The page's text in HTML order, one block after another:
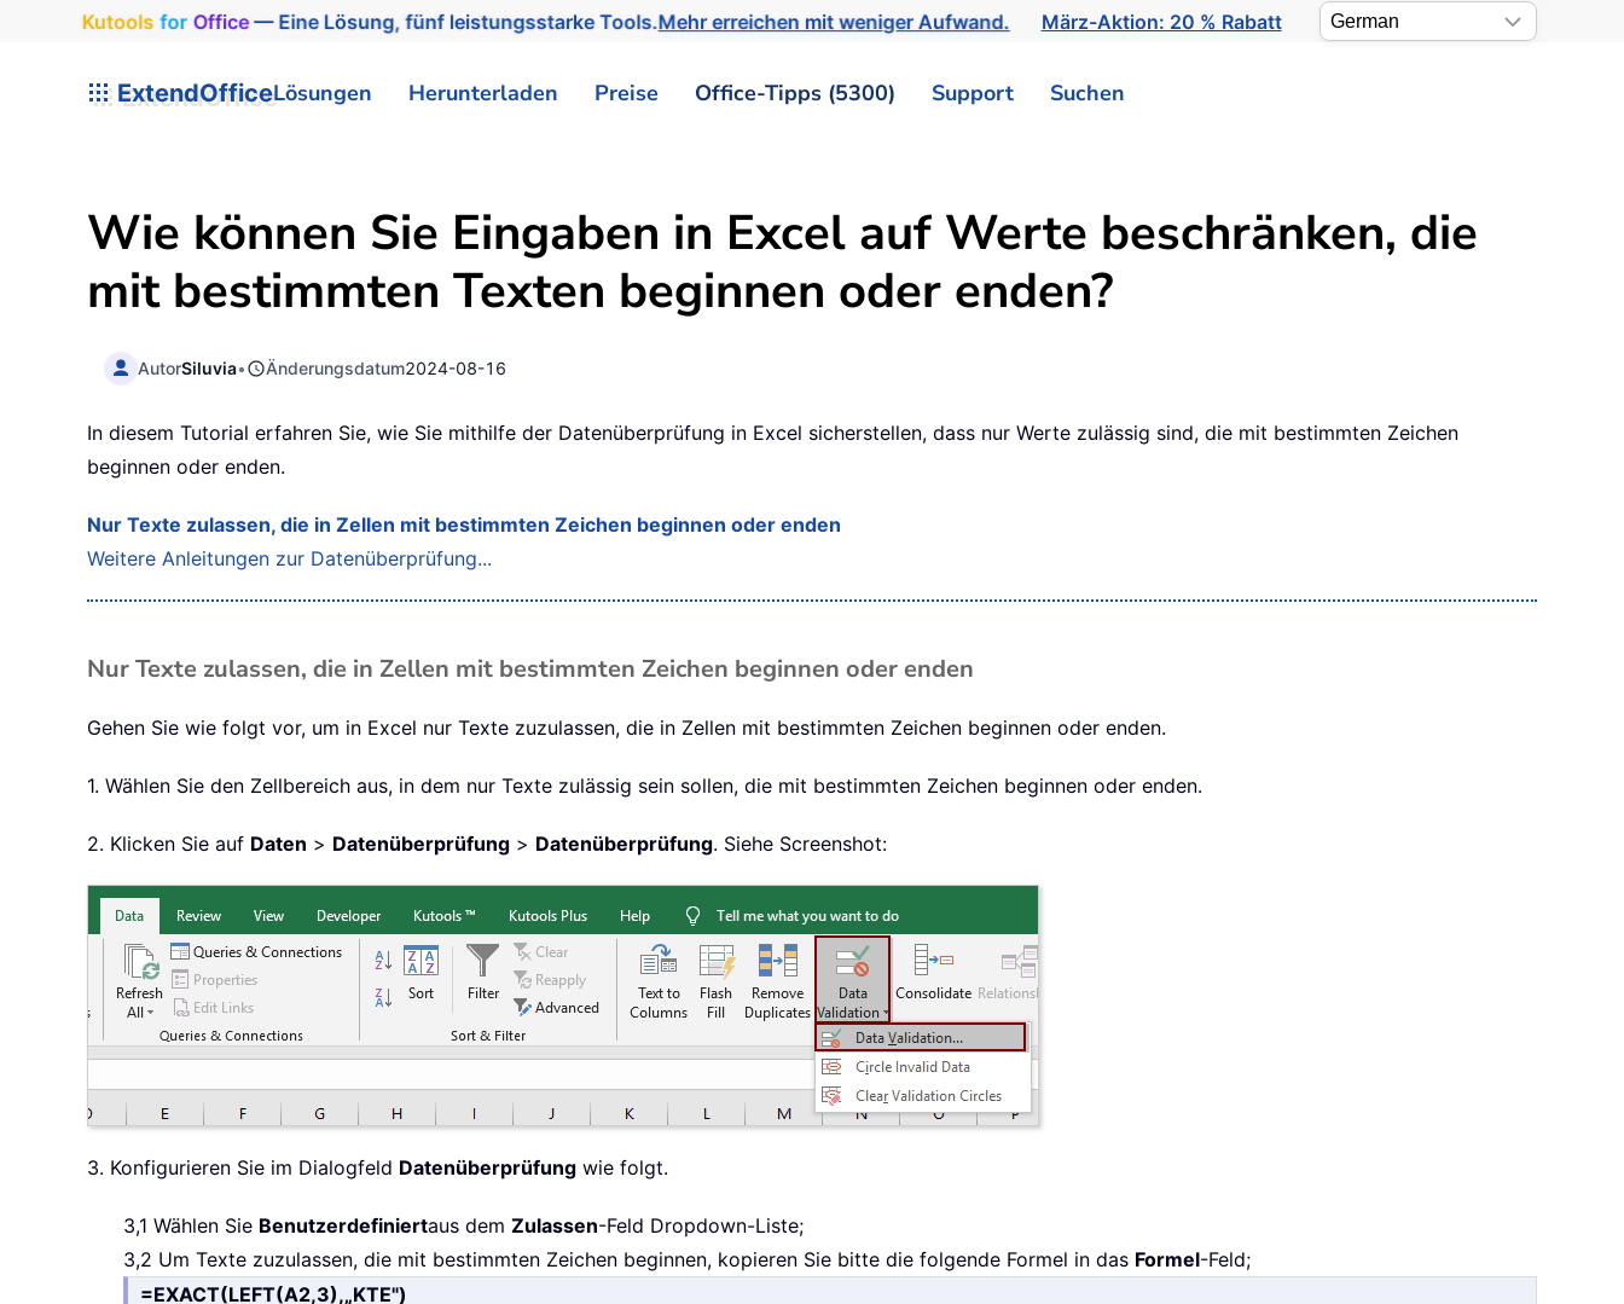
Kutools for Office— Eine Lösung, fünf leistungsstarke Tools.Mehr erreichen mit weniger Aufwand. März-Aktion: 20 % Rabatt
ExtendOfficeLösungen Herunterladen Preise Office-Tipps (5300) Support Suchen
Wie können Sie Eingaben in Excel auf Werte beschränken, die
mit bestimmten Texten beginnen oder enden?
AutorSiluvia• Änderungsdatum2024-08-16
In diesem Tutorial erfahren Sie, wie Sie mithilfe der Datenüberprüfung in Excel sicherstellen, dass nur Werte zulässig sind, die mit bestimmten Zeichen
beginnen oder enden.
Nur Texte zulassen, die in Zellen mit bestimmten Zeichen beginnen oder enden
Weitere Anleitungen zur Datenüberprüfung...
Nur Texte zulassen, die in Zellen mit bestimmten Zeichen beginnen oder enden
Gehen Sie wie folgt vor, um in Excel nur Texte zuzulassen, die in Zellen mit bestimmten Zeichen beginnen oder enden.
1. Wählen Sie den Zellbereich aus, in dem nur Texte zulässig sein sollen, die mit bestimmten Zeichen beginnen oder enden.
2. Klicken Sie auf Daten > Datenüberprüfung > Datenüberprüfung. Siehe Screenshot:
3. Konfigurieren Sie im Dialogfeld Datenüberprüfung wie folgt.
3,1 Wählen Sie Benutzerdefiniertaus dem Zulassen-Feld Dropdown-Liste;
3,2 Um Texte zuzulassen, die mit bestimmten Zeichen beginnen, kopieren Sie bitte die folgende Formel in das Formel-Feld;
=EXACT(LEFT(A2,3),„KTE")